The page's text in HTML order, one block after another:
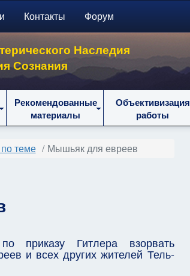
Контакты Форум
Наследия
Сознания
Рекомендованные
материалы
Объективизация
работы
теме
Мышьяк для евреев
приказу Гитлера взорвать
и всех других жителей Тель-